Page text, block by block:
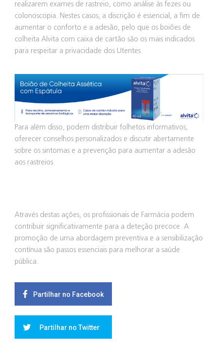
realizarem exames de rastreio, como análise às fezes ou
colonoscopia. Nestes casos, a discrição é essencial, a fim de
aumentar o conforto e a adesão, pelo que os boiões de
colheita Alvita com caixa de cartão são os mais indicados
para respeitar a privacidade dos Utentes.
Para além disso, podem distribuir folhetos informativos,
oferecer conselhos personalizados e discutir abertamente
sobre os sintomas e a prevenção para aumentar a adesão
aos rastreios.
Através destas ações, os profissionais de Farmácia podem
contribuir significativamente para a deteção precoce. A
promoção de uma abordagem preventiva e a sensibilização
contínua são passos essenciais para melhorar a saúde
pública.
Partilhar no Facebook
Partilhar no Twitter